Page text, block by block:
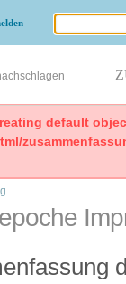
default